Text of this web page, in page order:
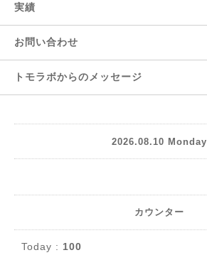
実績
お問い合わせ
トモラボからのメッセージ
2026.08.10 Monday
カウンター
Today : 100